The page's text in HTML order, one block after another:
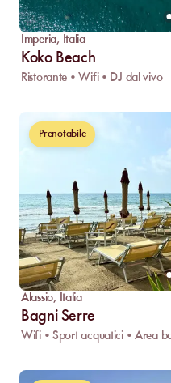
Imperia, Italia
Koko Beach
Ristorante • Wifi • DJ dal vivo
Prenotabile
Alassio, Italia
Bagni Serre
Wifi • Sport acquatici • Area